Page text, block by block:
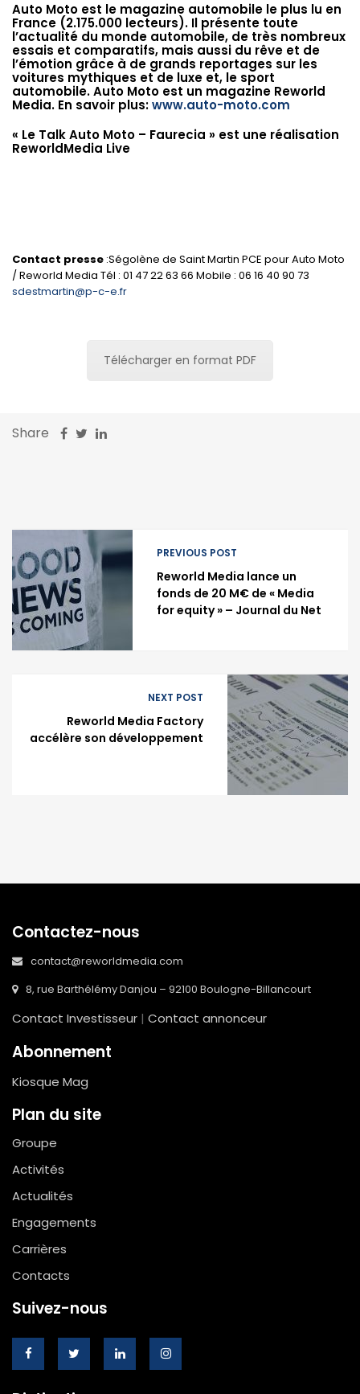
Auto Moto est le magazine automobile le plus lu en
France (2.175.000 lecteurs). Il présente toute
l’actualité du monde automobile, de très nombreux
essais et comparatifs, mais aussi du rêve et de
l’émotion grâce à de grands reportages sur les
voitures mythiques et de luxe et, le sport
automobile. Auto Moto est un magazine Reworld
Media. En savoir plus:www.auto-moto.com
« Le Talk Auto Moto – Faurecia » est une réalisation
ReworldMedia Live
Contact presse :Ségolène de Saint Martin PCE pour Auto Moto
/ Reworld Media Tél : 01 47 22 63 66 Mobile : 06 16 40 90 73
sdestmartin@p-c-e.fr
Télécharger en format PDF
Share
PREVIOUS POST
Reworld Media lance un
fonds de 20 M€ de « Media
for equity » – Journal du Net
NEXT POST
Reworld Media Factory
accélère son développement
Contactez-nous
contact@reworldmedia.com
8, rue Barthélémy Danjou – 92100 Boulogne-Billancourt
Contact Investisseur | Contact annonceur
Abonnement
Kiosque Mag
Plan du site
Groupe
Activités
Actualités
Engagements
Carrières
Contacts
Suivez-nous